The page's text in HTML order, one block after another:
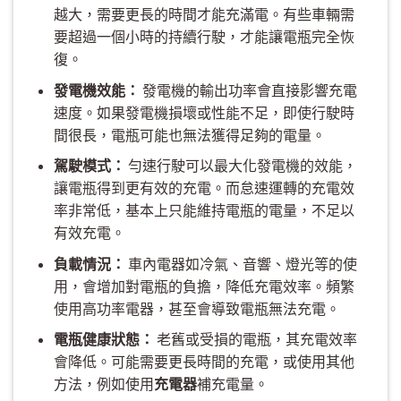
越大，需要更長的時間才能充滿電。有些車輛需
要超過一個小時的持續行駛，才能讓電瓶完全恢
復。
發電機效能： 發電機的輸出功率會直接影響充電
速度。如果發電機損壞或性能不足，即使行駛時
間很長，電瓶可能也無法獲得足夠的電量。
駕駛模式： 勻速行駛可以最大化發電機的效能，
讓電瓶得到更有效的充電。而怠速運轉的充電效
率非常低，基本上只能維持電瓶的電量，不足以
有效充電。
負載情況： 車內電器如冷氣、音響、燈光等的使
用，會增加對電瓶的負擔，降低充電效率。頻繁
使用高功率電器，甚至會導致電瓶無法充電。
電瓶健康狀態： 老舊或受損的電瓶，其充電效率
會降低。可能需要更長時間的充電，或使用其他
方法，例如使用 充電器補充電量。